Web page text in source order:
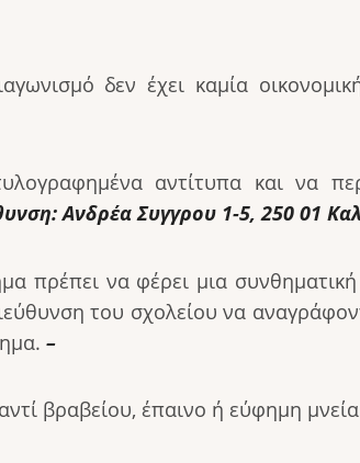
δεν έχει καμία
αντίτυπα και να
Ανδρέα Συγγρου 1-5, 250 01
πρέπει να φέρει μια
του σχολείου να
–
βραβείου, έπαινο ή εύφημη